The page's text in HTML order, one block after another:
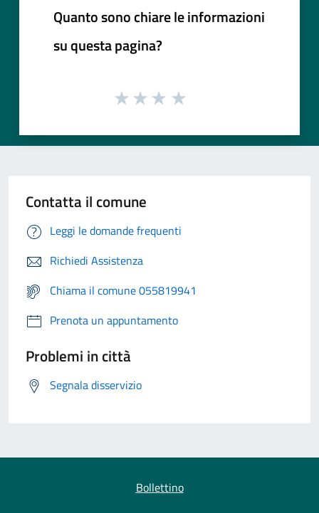
Quanto sono chiare le informazioni
su questa pagina?
Contatta il comune
Leggi le domande frequenti
Richiedi Assistenza
Chiama il comune 055819941
Prenota un appuntamento
Problemi in città
Segnala disservizio
Bollettino